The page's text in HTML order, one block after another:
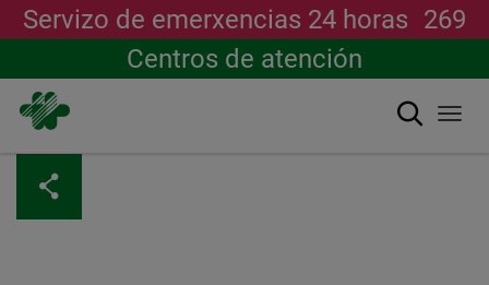
contido
principal
Servizo de emerxencias 24 horas 269
Centros de atención
Buscar